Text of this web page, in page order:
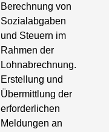
Berechnung von
Sozialabgaben
und Steuern im
Rahmen der
Lohnabrechnung.
Erstellung und
Übermittlung der
erforderlichen
Meldungen an